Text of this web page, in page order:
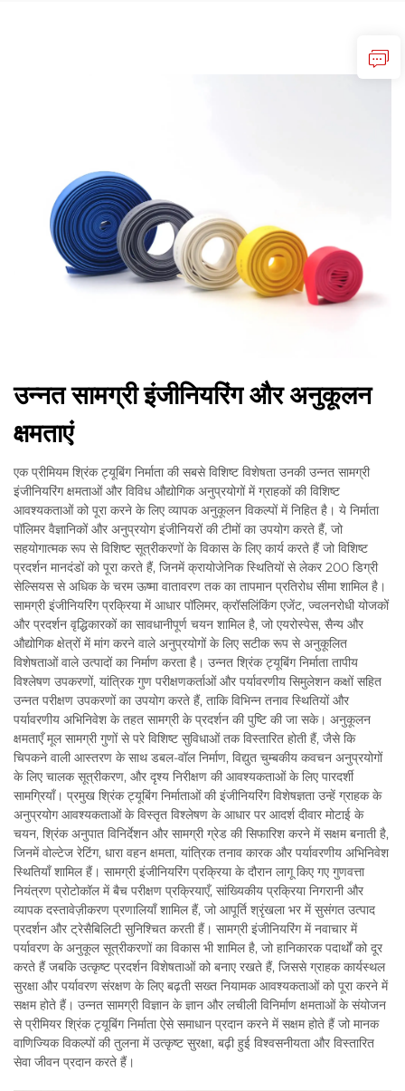
उन्नत सामग्री इंजीनियरिंग और अनुकूलन
क्षमताएं
एक प्रीमियम श्रिंक ट्यूबिंग निर्माता की सबसे विशिष्ट विशेषता उनकी उन्नत सामग्री
इंजीनियरिंग क्षमताओं और विविध औद्योगिक अनुप्रयोगों में ग्राहकों की विशिष्ट
आवश्यकताओं को पूरा करने के लिए व्यापक अनुकूलन विकल्पों में निहित है। ये निर्माता
पॉलिमर वैज्ञानिकों और अनुप्रयोग इंजीनियरों की टीमों का उपयोग करते हैं, जो
सहयोगात्मक रूप से विशिष्ट सूत्रीकरणों के विकास के लिए कार्य करते हैं जो विशिष्ट
प्रदर्शन मानदंडों को पूरा करते हैं, जिनमें क्रायोजेनिक स्थितियों से लेकर 200 डिग्री
सेल्सियस से अधिक के चरम ऊष्मा वातावरण तक का तापमान प्रतिरोध सीमा शामिल है।
सामग्री इंजीनियरिंग प्रक्रिया में आधार पॉलिमर, क्रॉसलिंकिंग एजेंट, ज्वलनरोधी योजकों
और प्रदर्शन वृद्धिकारकों का सावधानीपूर्ण चयन शामिल है, जो एयरोस्पेस, सैन्य और
औद्योगिक क्षेत्रों में मांग करने वाले अनुप्रयोगों के लिए सटीक रूप से अनुकूलित
विशेषताओं वाले उत्पादों का निर्माण करता है। उन्नत श्रिंक ट्यूबिंग निर्माता तापीय
विश्लेषण उपकरणों, यांत्रिक गुण परीक्षणकर्ताओं और पर्यावरणीय सिमुलेशन कक्षों सहित
उन्नत परीक्षण उपकरणों का उपयोग करते हैं, ताकि विभिन्न तनाव स्थितियों और
पर्यावरणीय अभिनिवेश के तहत सामग्री के प्रदर्शन की पुष्टि की जा सके। अनुकूलन
क्षमताएँ मूल सामग्री गुणों से परे विशिष्ट सुविधाओं तक विस्तारित होती हैं, जैसे कि
चिपकने वाली आस्तरण के साथ डबल-वॉल निर्माण, विद्युत चुम्बकीय कवचन अनुप्रयोगों
के लिए चालक सूत्रीकरण, और दृश्य निरीक्षण की आवश्यकताओं के लिए पारदर्शी
सामग्रियाँ। प्रमुख श्रिंक ट्यूबिंग निर्माताओं की इंजीनियरिंग विशेषज्ञता उन्हें ग्राहक के
अनुप्रयोग आवश्यकताओं के विस्तृत विश्लेषण के आधार पर आदर्श दीवार मोटाई के
चयन, श्रिंक अनुपात विनिर्देशन और सामग्री ग्रेड की सिफारिश करने में सक्षम बनाती है,
जिनमें वोल्टेज रेटिंग, धारा वहन क्षमता, यांत्रिक तनाव कारक और पर्यावरणीय अभिनिवेश
स्थितियाँ शामिल हैं। सामग्री इंजीनियरिंग प्रक्रिया के दौरान लागू किए गए गुणवत्ता
नियंत्रण प्रोटोकॉल में बैच परीक्षण प्रक्रियाएँ, सांख्यिकीय प्रक्रिया निगरानी और
व्यापक दस्तावेज़ीकरण प्रणालियाँ शामिल हैं, जो आपूर्ति श्रृंखला भर में सुसंगत उत्पाद
प्रदर्शन और ट्रेसैबिलिटी सुनिश्चित करती हैं। सामग्री इंजीनियरिंग में नवाचार में
पर्यावरण के अनुकूल सूत्रीकरणों का विकास भी शामिल है, जो हानिकारक पदार्थों को दूर
करते हैं जबकि उत्कृष्ट प्रदर्शन विशेषताओं को बनाए रखते हैं, जिससे ग्राहक कार्यस्थल
सुरक्षा और पर्यावरण संरक्षण के लिए बढ़ती सख्त नियामक आवश्यकताओं को पूरा करने में
सक्षम होते हैं। उन्नत सामग्री विज्ञान के ज्ञान और लचीली विनिर्माण क्षमताओं के संयोजन
से प्रीमियर श्रिंक ट्यूबिंग निर्माता ऐसे समाधान प्रदान करने में सक्षम होते हैं जो मानक
वाणिज्यिक विकल्पों की तुलना में उत्कृष्ट सुरक्षा, बढ़ी हुई विश्वसनीयता और विस्तारित
सेवा जीवन प्रदान करते हैं।